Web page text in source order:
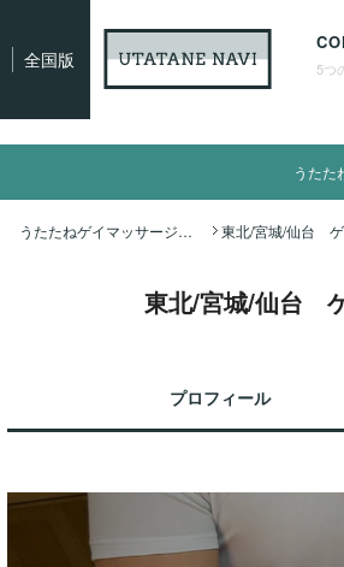
全国版 5つ
うたた
うたたねゲイマッサージ全国ナビ TOP
東北/宮城/仙台
プロフィール